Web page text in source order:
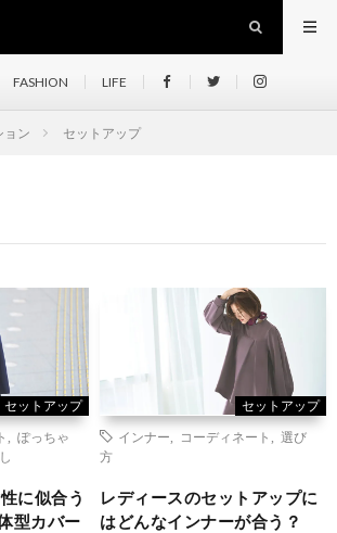
FASHION LIFE
ョン セットアップ
セットアップ
ぽっちゃ
に似合う
型カバー
セットアップ
インナー コーディネート
選び
方
レディースのセットアップに
はどんなインナーが合う？